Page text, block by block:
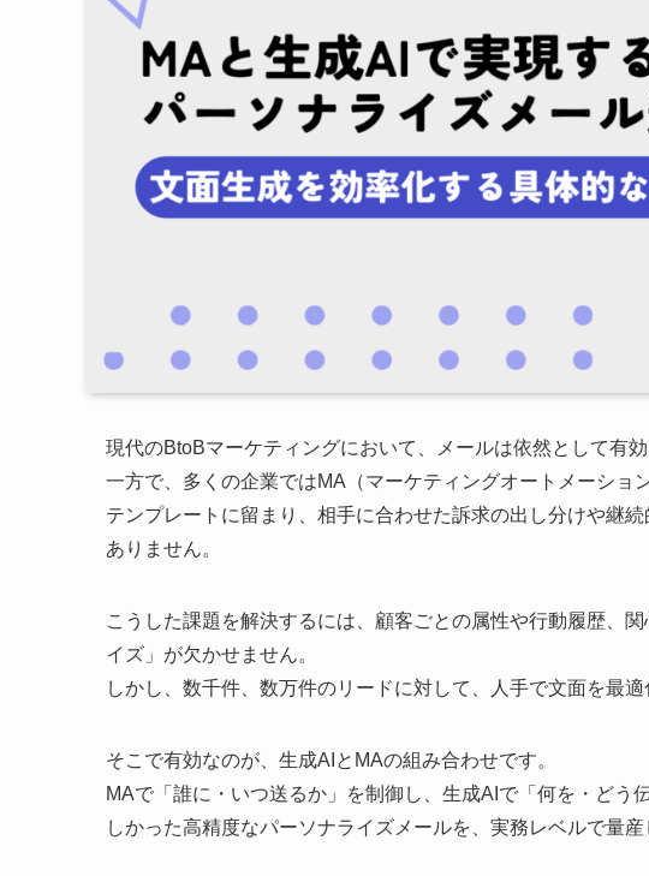
現代のBtoBマーケティングにおいて、メールは依然として有効
一方で、多くの企業ではMA（マーケティングオートメーショ
テンプレートに留まり、相手に合わせた訴求の出し分けや継
ありません。
こうした課題を解決するには、顧客ごとの属性や行動履歴、
イズ」が欠かせません。
しかし、数千件、数万件のリードに対して、人手で文面を最
そこで有効なのが、生成AIとMAの組み合わせです。
MAで「誰に・いつ送るか」を制御し、生成AIで「何を・どう
しかった高精度なパーソナライズメールを、実務レベルで量産